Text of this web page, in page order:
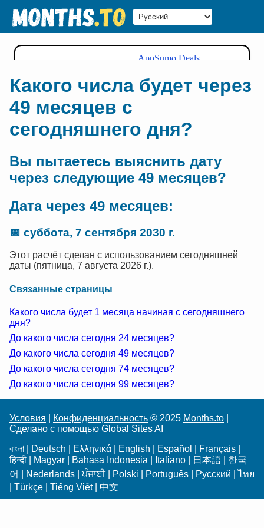
Какого числа будет через
49 месяцев с
сегодняшнего дня?
Вы пытаетесь выяснить дату
через следующие 49 месяцев?
Дата через 49 месяцев:
📅 суббота, 7 сентября 2030 г.
Этот расчёт сделан с использованием сегодняшней
даты (пятница, 7 августа 2026 г.).
Связанные страницы
Какого числа будет 1 месяца начиная с сегодняшнего
дня?
До какого числа сегодня 24 месяцев?
До какого числа сегодня 49 месяцев?
До какого числа сегодня 74 месяцев?
До какого числа сегодня 99 месяцев?
Условия Конфиденциальность © 2025 Months.to
Сделано с помощью Global Sites AI
বাংলা
Deutsch Ελληνικά English Español Français
हिन्दी
Magyar Bahasa Indonesia Italiano 日本語
한국
어
Nederlands |ਪੰਜਾਬੀ| Polski Português Русский |ไทย
Türkçe Tiếng Việt| 中文